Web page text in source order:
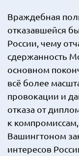
Враждебная
отказавшейся
России, чему
сдержанность
основном
всё более
провокации и
отказа от
к
Вашингтоном
интересов